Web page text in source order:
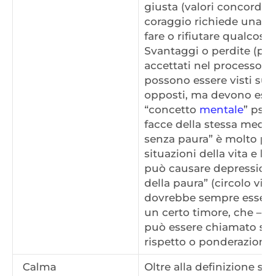
giusta (valori concordi
coraggio richiede una
fare o rifiutare
Svantaggi o perdite
accettati nel processo.
possono essere visti
opposti, ma devono
“concetto mentale”
facce della stessa
senza paura” è molto
situazioni della vita e la
può causare
della paura” (circolo
dovrebbe sempre
un certo timore, che –
può essere chiamato
rispetto o
Calma
Oltre alla definizione